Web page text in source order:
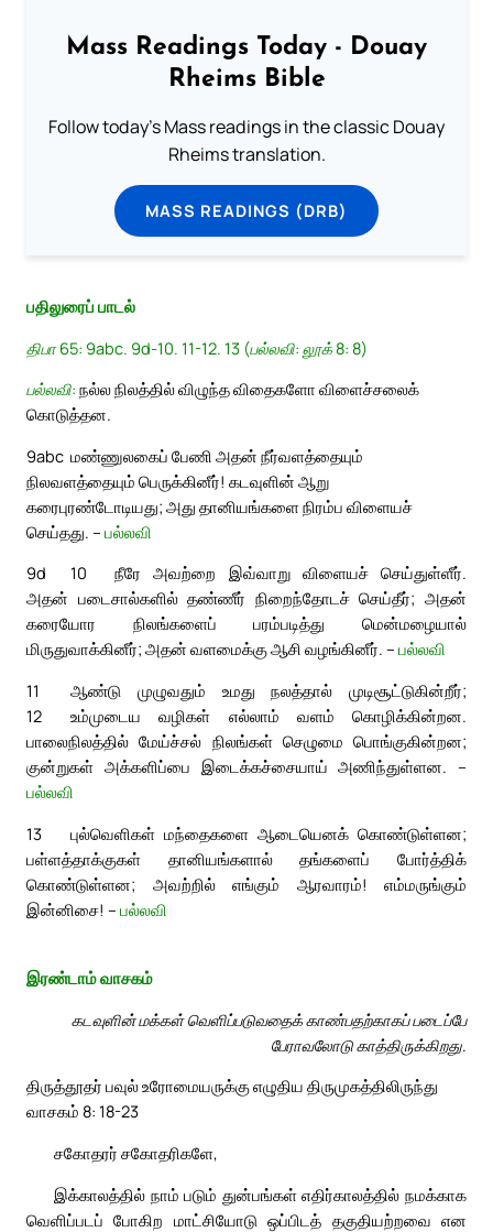
Mass Readings Today - Douay
Rheims Bible
Follow today's Mass readings in the classic Douay
Rheims translation.
MASS READINGS (DRB)
பதிலுரைப் பாடல்
திபா 65: 9abc. 9d-10. 11-12. 13 (பல்லவி: லூக் 8: 8)
பல்லவி: நல்ல நிலத்தில் விழுந்த விதைகளோ விளைச்சலைக்
கொடுத்தன.
9abc மண்ணுலகைப் பேணி அதன் நீர்வளத்தையும்
நிலவளத்தையும் பெருக்கினீர்! கடவுளின் ஆறு
கரைபுரண்டோடியது; அது தானியங்களை நிரம்ப விளையச்
செய்தது. – பல்லவி
9d
நீரே அவற்றை இவ்வாறு விளையச் செய்துள்ளீர்.
10
அதன் படைசால்களில் தண்ணீர் நிறைந்தோடச் செய்தீர்; அதன்
கரையோர நிலங்களைப் பரம்படித்து மென்மழையால்
மிருதுவாக்கினீர்; அதன் வளமைக்கு ஆசி வழங்கினீர். – பல்லவி
11
ஆண்டு முழுவதும் உமது நலத்தால் முடிசூட்டுகின்றீர்;
உம்முடைய வழிகள் எல்லாம் வளம் கொழிக்கின்றன.
12
பாலைநிலத்தில் மேய்ச்சல் நிலங்கள் செழுமை பொங்குகின்றன;
குன்றுகள் அக்களிப்பை இடைக்கச்சையாய் அணிந்துள்ளன. –
பல்லவி
13
புல்வெளிகள் மந்தைகளை ஆடையெனக் கொண்டுள்ளன;
பள்ளத்தாக்குகள் தானியங்களால் தங்களைப் போர்த்திக்
கொண்டுள்ளன; அவற்றில் எங்கும் ஆரவாரம்! எம்மருங்கும்
இன்னிசை! – பல்லவி
இரண்டாம் வாசகம்
கடவுளின் மக்கள் வெளிப்படுவதைக் காண்பதற்காகப் படைப்பே
பேராவலோடு காத்திருக்கிறது.
திருத்தூதர் பவுல் உரோமையருக்கு எழுதிய திருமுகத்திலிருந்து
வாசகம் 8: 18-23
சகோதரர் சகோதரிகளே,
இக்காலத்தில் நாம் படும் துன்பங்கள் எதிர்காலத்தில் நமக்காக
வெளிப்படப் போகிற மாட்சியோடு ஒப்பிடத் தகுதியற்றவை என